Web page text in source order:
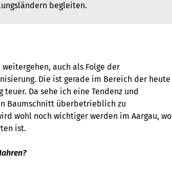
begleiten.
auch als Folge der
Die ist gerade im Bereich der heute
Da sehe ich eine Tendenz und
Baumschnitt überbetrieblich zu
wohl noch wichtiger werden im Aargau, wo
ist.